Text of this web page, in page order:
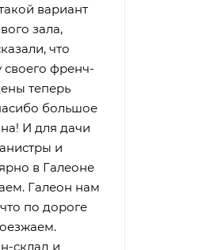
вариант
зала,
что
своего френч-
теперь
большое
И для дачи
и
в Галеоне
Галеон нам
по дороге
склад и